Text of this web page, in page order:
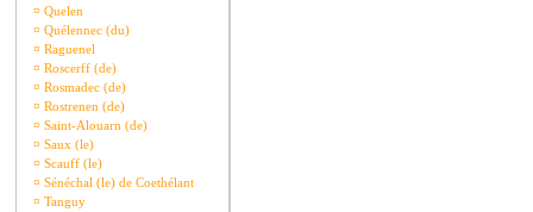
¤ Quelen
¤ Quélennec (du)
¤ Raguenel
¤ Roscerff (de)
¤ Rosmadec (de)
¤ Rostrenen (de)
¤ Saint-Alouarn (de)
¤ Saux (le)
¤ Scauff (le)
¤ Sénéchal (le) de Coethélant
¤ Tanguy